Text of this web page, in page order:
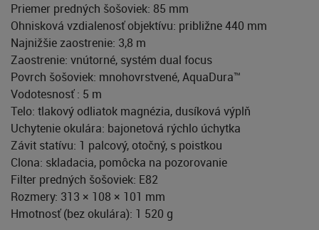
Priemer predných šošoviek: 85 mm
Ohnisková vzdialenosť objektívu: približne 440 mm
Najnižšie zaostrenie: 3,8 m
Zaostrenie: vnútorné, systém dual focus
Povrch šošoviek: mnohovrstvené, AquaDura™
Vodotesnosť : 5 m
Telo: tlakový odliatok magnézia, dusíková výplň
Uchytenie okulára: bajonetová rýchlo úchytka
Závit statívu: 1 palcový, otočný, s poistkou
Clona: skladacia, pomôcka na pozorovanie
Filter predných šošoviek: E82
Rozmery: 313 × 108 × 101 mm
Hmotnosť (bez okulára): 1 520 g